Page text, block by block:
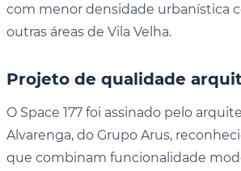
com menor densidade urbanística
outras áreas de Vila Velha.
Projeto de qualidade
O Space 177 foi assinado pelo
Alvarenga, do Grupo Arus,
que combinam funcionalidade